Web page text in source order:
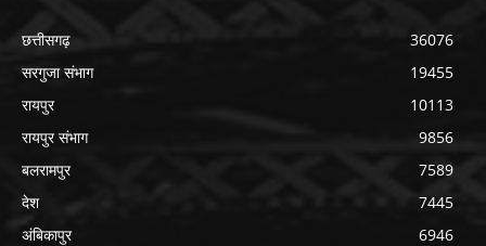
छत्तीसगढ़
36076
सरगुजा संभाग
19455
रायपुर
10113
रायपुर संभाग
9856
बलरामपुर
7589
देश
7445
अंबिकापुर
6946